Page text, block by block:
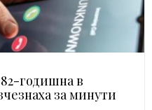
годишна в
за минути